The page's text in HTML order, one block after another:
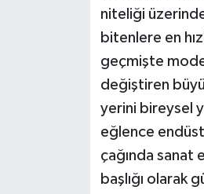
niteliği
bitenlere en
geçmişte
değiştiren
yerini bireysel
eğlence
çağında sanat
başlığı olarak